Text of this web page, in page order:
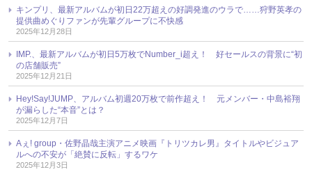
キンプリ、最新アルバムが初日22万超えの好調発進のウラで……狩野英孝の
提供曲めぐりファンが先輩グループに不快感
2025年12月28日
IMP.、最新アルバムが初日5万枚でNumber_i超え！ 好セールスの背景に“初
の店舗販売”
2025年12月21日
Hey!Say!JUMP、アルバム初週20万枚で前作超え！ 元メンバー・中島裕翔
が漏らした“本音”とは？
2025年12月7日
Aぇ! group・佐野晶哉主演アニメ映画『トリツカレ男』タイトルやビジュア
ルへの不安が「絶賛に反転」するワケ
2025年12月3日